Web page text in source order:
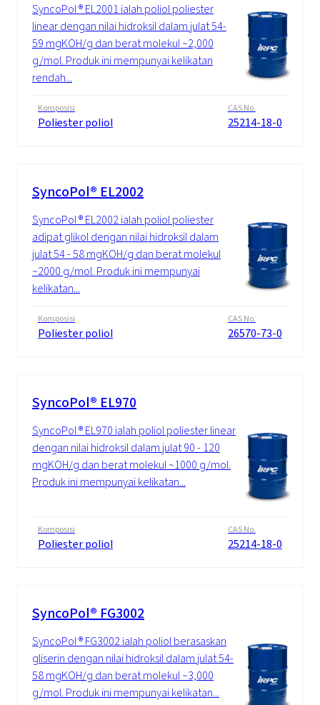
SyncoPol ® EL2001 ialah poliol poliester
linear dengan nilai hidroksil dalam julat 54-
59 mgKOH/g dan berat molekul ~2,000
g/mol. Produk ini mempunyai kelikatan
rendah...
Komposisi
Poliester poliol
CAS No.
25214-18-0
SyncoPol® EL2002
SyncoPol ® EL2002 ialah poliol poliester
adipat glikol dengan nilai hidroksil dalam
julat 54 - 58 mgKOH/g dan berat molekul
~2000 g/mol. Produk ini mempunyai
kelikatan...
Komposisi
Poliester poliol
CAS No.
26570-73-0
SyncoPol® EL970
SyncoPol ® EL970 ialah poliol poliester linear
dengan nilai hidroksil dalam julat 90 - 120
mgKOH/g dan berat molekul ~1000 g/mol.
Produk ini mempunyai kelikatan...
Komposisi
Poliester poliol
CAS No.
25214-18-0
SyncoPol® FG3002
SyncoPol ® FG3002 ialah poliol berasaskan
gliserin dengan nilai hidroksil dalam julat 54-
58 mgKOH/g dan berat molekul ~3,000
g/mol. Produk ini mempunyai kelikatan...